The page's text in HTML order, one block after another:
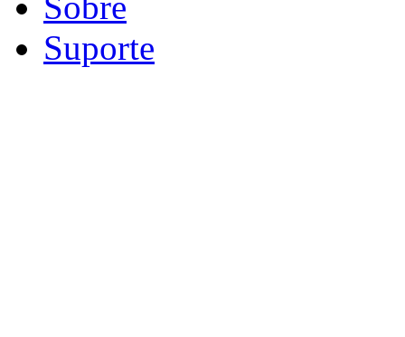
Suporte